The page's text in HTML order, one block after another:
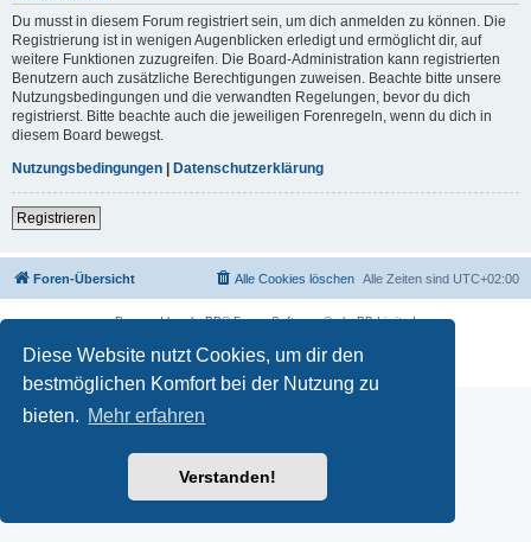
Diese Website nutzt Cookies, um dir den
bestmöglichen Komfort bei der Nutzung zu
bieten. Mehr erfahren
Verstanden!
Du musst in diesem Forum registriert sein, um dich anmelden zu können. Die
Registrierung ist in wenigen Augenblicken erledigt und ermöglicht dir, auf
weitere Funktionen zuzugreifen. Die Board-Administration kann registrierten
Benutzern auch zusätzliche Berechtigungen zuweisen. Beachte bitte unsere
Nutzungsbedingungen und die verwandten Regelungen, bevor du dich
registrierst. Bitte beachte auch die jeweiligen Forenregeln, wenn du dich in
diesem Board bewegst.
Nutzungsbedingungen | Datenschutzerklärung
Registrieren
Foren-Übersicht Alle Zeiten sind UTC+02:00
Alle Cookies löschen
Powered byphpBB® Forum Software © phpBB Limited
Datenschutz|Nutzungsbedingungen